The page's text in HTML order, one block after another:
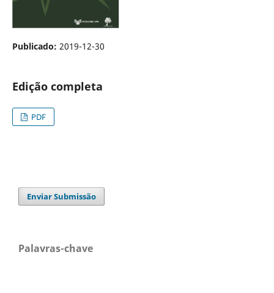
Publicado: 2019-12-30
Edição completa
PDF
Enviar Submissão
Palavras-chave